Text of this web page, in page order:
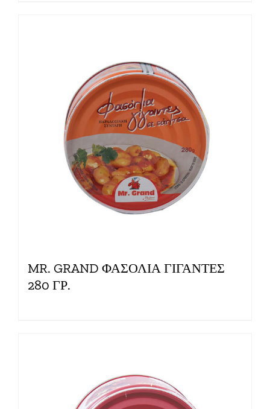
MR. GRAND ΦΑΣΟΛΙΑ ΓΙΓΑΝΤΕΣ
280 ΓΡ.